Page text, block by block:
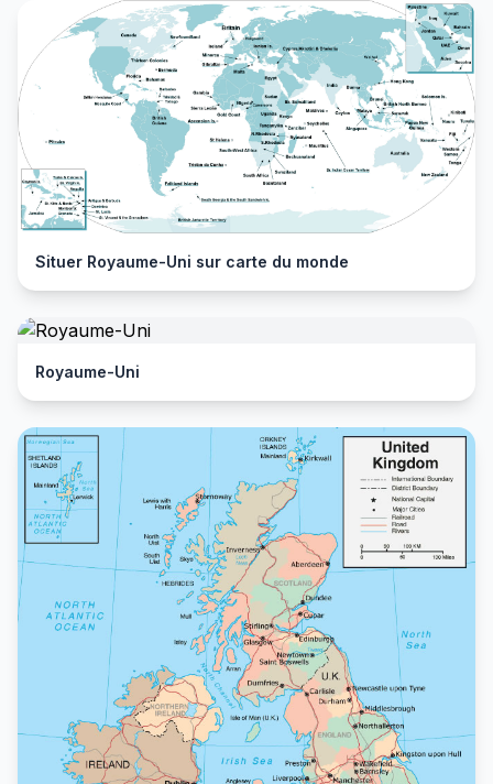
Situer Royaume-Uni sur carte du monde
Royaume-Uni